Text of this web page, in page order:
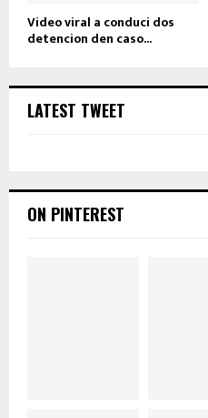
Video viral a conduci dos
detencion den caso...
LATEST TWEET
ON PINTEREST